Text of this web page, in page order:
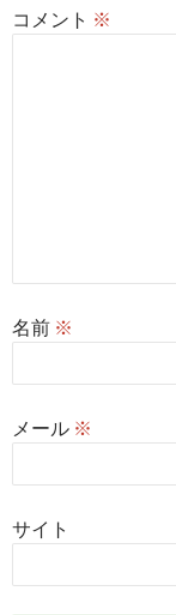
コメント ※
名前 ※
メール ※
サイト